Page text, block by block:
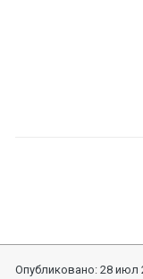
Опубликовано:28 июл